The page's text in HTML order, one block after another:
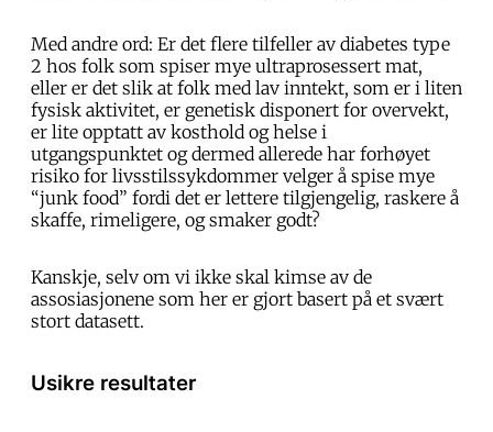
Med andre ord: Er det flere tilfeller av diabetes type
2 hos folk som spiser mye ultraprosessert mat,
eller er det slik at folk med lav inntekt, som er i liten
fysisk aktivitet, er genetisk disponert for overvekt,
er lite opptatt av kosthold og helse i
utgangspunktet og dermed allerede har forhøyet
risiko for livsstilssykdommer velger å spise mye
“junk food” fordi det er lettere tilgjengelig, raskere å
skaffe, rimeligere, og smaker godt?
Kanskje, selv om vi ikke skal kimse av de
assosiasjonene som her er gjort basert på et svært
stort datasett.
Usikre resultater